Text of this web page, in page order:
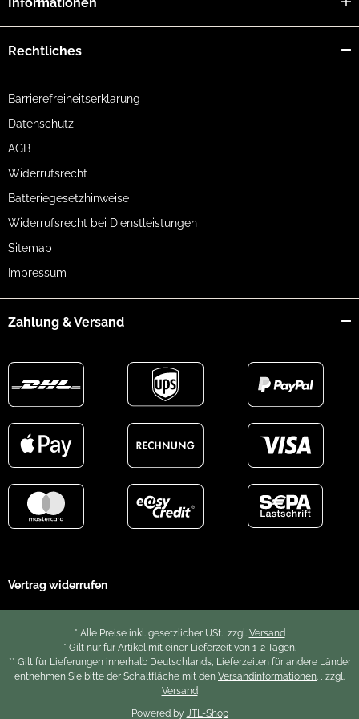
Rechtliches
Barrierefreiheitserklärung
Datenschutz
AGB
Widerrufsrecht
Batteriegesetzhinweise
Widerrufsrecht bei Dienstleistungen
Sitemap
Impressum
Zahlung & Versand
Vertrag widerrufen
* Alle Preise inkl. gesetzlicher USt., zzgl. Versand
* Gilt nur für Artikel mit einer Lieferzeit von 1-2 Tagen.
** Gilt für Lieferungen innerhalb Deutschlands, Lieferzeiten für andere Länder
entnehmen Sie bitte der Schaltfläche mit den Versandinformationen. , zzgl.
Versand
Powered by JTL-Shop